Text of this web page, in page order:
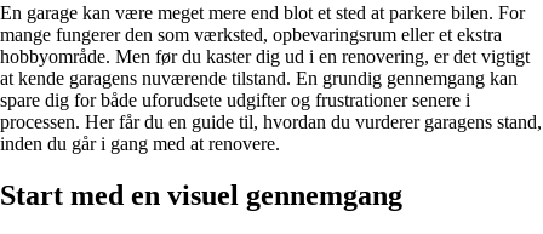
En garage kan være meget mere end blot et sted at parkere bilen. For
mange fungerer den som værksted, opbevaringsrum eller et ekstra
hobbyområde. Men før du kaster dig ud i en renovering, er det vigtigt
at kende garagens nuværende tilstand. En grundig gennemgang kan
spare dig for både uforudsete udgifter og frustrationer senere i
processen. Her får du en guide til, hvordan du vurderer garagens stand,
inden du går i gang med at renovere.
Start med en visuel gennemgang